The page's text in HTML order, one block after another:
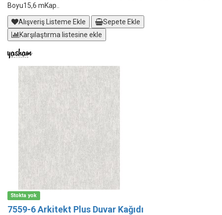
Boyu15,6 mKap..
Alışveriş Listeme Ekle
Sepete Ekle
Karşılaştırma listesine ekle
Stokta yok
7559-6 Arkitekt Plus Duvar Kağıdı